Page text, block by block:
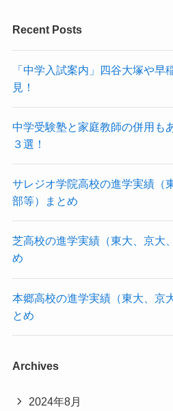
Recent Posts
「中学入試案内」四谷大塚や早
見！
中学受験塾と家庭教師の併用も
３選！
サレジオ学院高校の進学実績（
部等）まとめ
芝高校の進学実績（東大、京大
め
本郷高校の進学実績（東大、京
とめ
Archives
2024年8月